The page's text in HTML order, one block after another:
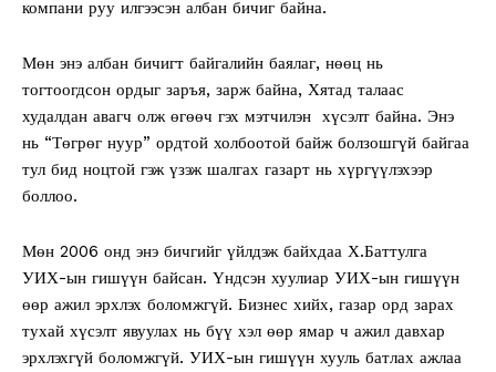
компани руу илгээсэн албан бичиг байна.
Мөн энэ албан бичигт байгалийн баялаг, нөөц нь
тогтоогдсон ордыг заръя, зарж байна, Хятад талаас
худалдан авагч олж өгөөч гэх мэтчилэн хүсэлт байна. Энэ
нь “Төгрөг нуур” ордтой холбоотой байж болзошгүй байгаа
тул бид ноцтой гэж үзэж шалгах газарт нь хүргүүлэхээр
боллоо.
Мөн 2006 онд энэ бичгийг үйлдэж байхдаа Х.Баттулга
УИХ-ын гишүүн байсан. Үндсэн хуулиар УИХ-ын гишүүн
өөр ажил эрхлэх боломжгүй. Бизнес хийх, газар орд зарах
тухай хүсэлт явуулах нь бүү хэл өөр ямар ч ажил давхар
эрхлэхгүй боломжгүй. УИХ-ын гишүүн хууль батлах ажлаа